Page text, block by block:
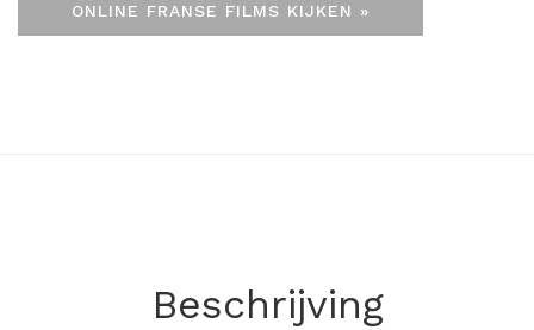
ONLINE FRANSE FILMS KIJKEN »
Beschrijving